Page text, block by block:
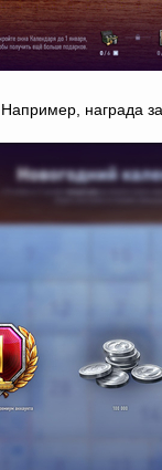
Например, награда